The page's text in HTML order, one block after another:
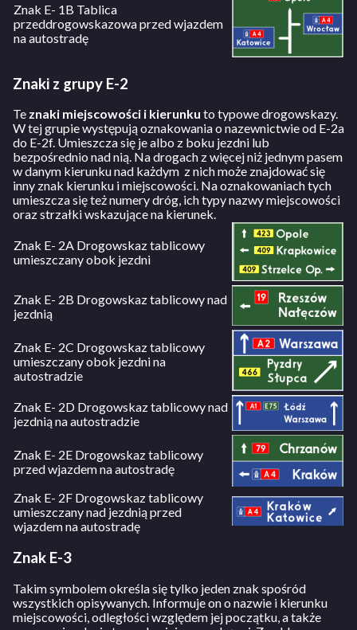
Znak E- 1B Tablica
przeddrogowskazowa przed wjazdem
na autostradę
Znaki z grupy E-2
Te znaki miejscowości i kierunku to typowe drogowskazy.
W tej grupie występują oznakowania o nazewnictwie od E-2a
do E-2f. Umieszcza się je albo z boku jezdni lub
bezpośrednio nad nią. Na drogach z więcej niż jednym pasem
w danym kierunku nad każdym z nich może znajdować się
inny znak kierunku i miejscowości. Na oznakowaniach tych
umieszcza się też numery dróg, ich typy nazwy miejscowości
oraz strzałki wskazujące na kierunek.
Znak E- 2A Drogowskaz tablicowy
umieszczany obok jezdni
Znak E- 2B Drogowskaz tablicowy nad
jezdnią
Znak E- 2C Drogowskaz tablicowy
umieszczany obok jezdni na
autostradzie
Znak E- 2D Drogowskaz tablicowy nad
jezdnią na autostradzie
Znak E- 2E Drogowskaz tablicowy
przed wjazdem na autostradę
Znak E- 2F Drogowskaz tablicowy
umieszczany nad jezdnią przed
wjazdem na autostradę
Znak E-3
Takim symbolem określa się tylko jeden znak spośród
wszystkich opisywanych. Informuje on o nazwie i kierunku
miejscowości, odległości względem jej początku, a także